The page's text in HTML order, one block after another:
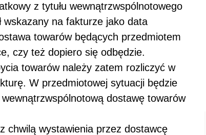
z tytułu wewnątrzwspólnotowego
wskazany na fakturze jako data
towarów będących przedmiotem
czy też dopiero się odbędzie.
towarów należy zatem rozliczyć w
W przedmiotowej sytuacji będzie
dostawę towarów
chwilą wystawienia przez dostawcę